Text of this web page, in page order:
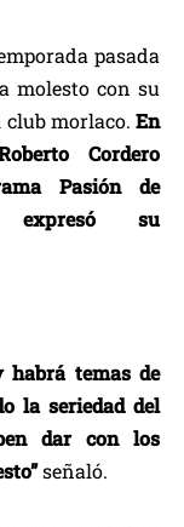
pasada
molesto con su
morlaco. En
Cordero
Pasión de
expresó su
habrá temas de
la seriedad del
dar con los
señaló.